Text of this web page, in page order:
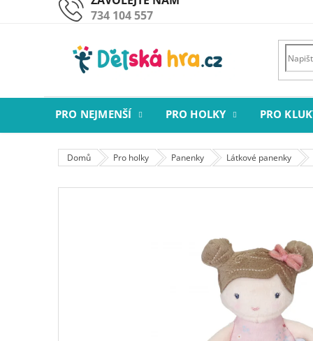
734 104 557
PRO NEJMENŠÍ PRO HOLKY PRO
Domů Pro holky Panenky Látkové panenky